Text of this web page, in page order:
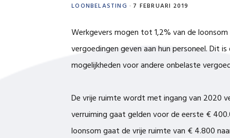
LOONBELASTING · 7 FEBRUARI 2019
Werkgevers mogen tot 1,2% van de
vergoedingen geven aan hun personeel. Dit
mogelijkheden voor andere onbelaste
De vrije ruimte wordt met ingang van 2020
verruiming gaat gelden voor de eerste €
loonsom gaat de vrije ruimte van € 4.800